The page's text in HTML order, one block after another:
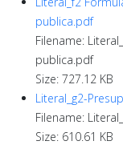
publica.pdf
Filename:
publica.pdf
Size: 727.12 KB
Literal_g2-
Filename:
Size: 610.61 KB